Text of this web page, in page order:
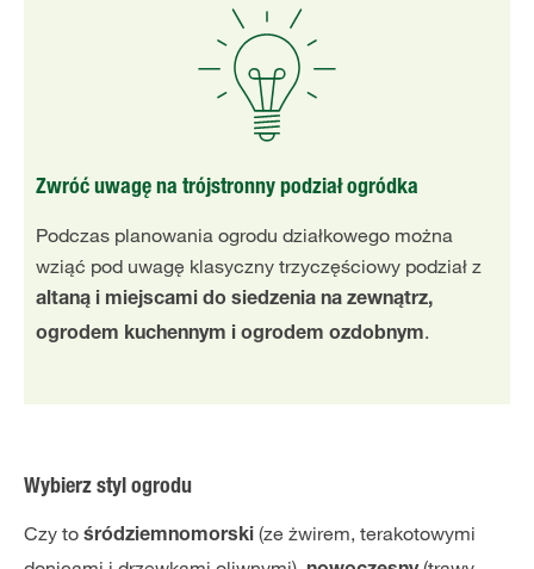
Zwróć uwagę na trójstronny podział ogródka
Podczas planowania ogrodu działkowego można
wziąć pod uwagę klasyczny trzyczęściowy podział z
altaną i miejscami do siedzenia na zewnątrz,
ogrodem kuchennym i ogrodem ozdobnym.
Wybierz styl ogrodu
Czy to śródziemnomorski (ze żwirem, terakotowymi